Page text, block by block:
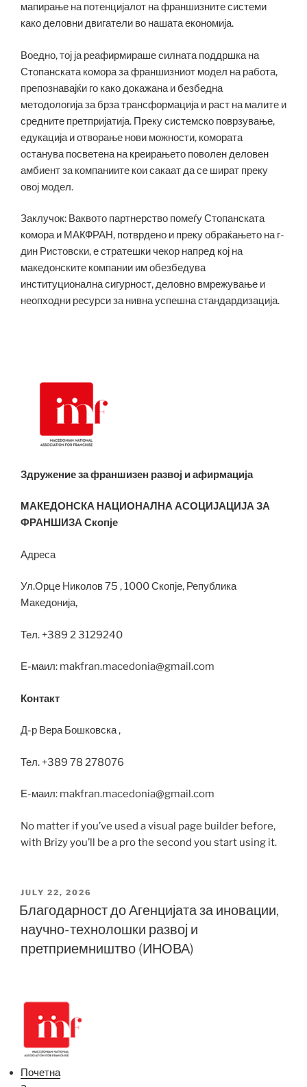
мапирање на потенцијалот на франшизните системи
како деловни двигатели во нашата економија.
Воедно, тој ја реафирмираше силната поддршка на
Стопанската комора за франшизниот модел на работа,
препознавајќи го како докажана и безбедна
методологија за брза трансформација и раст на малите и
средните претпријатија. Преку системско поврзување,
едукација и отворање нови можности, комората
останува посветена на креирањето поволен деловен
амбиент за компаниите кои сакаат да се шират преку
овој модел.
Заклучок: Ваквото партнерство помеѓу Стопанската
комора и МАКФРАН, потврдено и преку обраќањето на г-
дин Ристовски, е стратешки чекор напред кој на
македонските компании им обезбедува
институционална сигурност, деловно вмрежување и
неопходни ресурси за нивна успешна стандардизација.
Здружение за франшизен развој и афирмација
МАКЕДОНСКА НАЦИОНАЛНА АСОЦИЈАЦИЈА ЗА
ФРАНШИЗА Скопје
Адреса
Ул.Орце Николов 75 , 1000 Скопје, Република
Македонија,
Тел. +389 2 3129240
Е-маил: makfran.macedonia@gmail.com
Контакт
Д-р Вера Бошковска ,
Тел. +389 78 278076
Е-маил: makfran.macedonia@gmail.com
No matter if you’ve used a visual page builder before,
with Brizy you’ll be a pro the second you start using it.
POSTED
ON
JULY 22, 2026
Благодарност до Агенцијата за иновации,
научно-технолошки развој и
претприемништво (ИНОВА)
Почетна